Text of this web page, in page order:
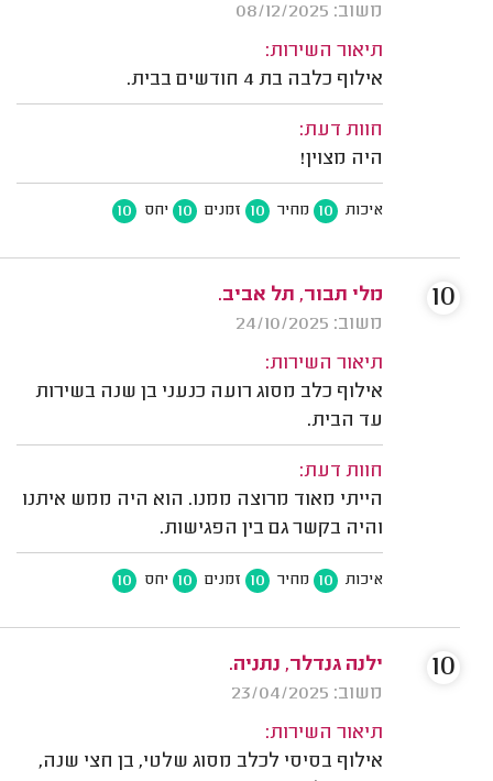
משוב: 08/12/2025
תיאור השירות:
אילוף כלבה בת 4 חודשים בבית.
חוות דעת:
היה מצוין!
איכות 10 מחיר 10 זמנים 10 יחס 10
מלי תבור, תל אביב.
משוב: 24/10/2025
תיאור השירות:
אילוף כלב מסוג רועה כנעני בן שנה בשירות
עד הבית.
חוות דעת:
הייתי מאוד מרוצה ממנו. הוא היה ממש איתנו
והיה בקשר גם בין הפגישות.
איכות 10 מחיר 10 זמנים 10 יחס 10
10
ילנה גנדלר, נתניה.
משוב: 23/04/2025
תיאור השירות:
אילוף בסיסי לכלב מסוג שלטי, בן חצי שנה,
10